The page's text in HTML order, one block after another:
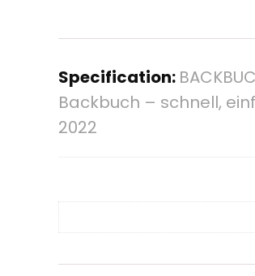
Specification:
Backbuch – schnell,
2022